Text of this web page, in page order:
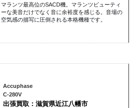
マランツ最高位のSACD機。マランツビューティ
ーな美音だけでなく音に余裕度を感じる。音場の
空気感の描写に圧倒される本格機種です。
Accuphase
C-280V
出張買取：滋賀県近江八幡市